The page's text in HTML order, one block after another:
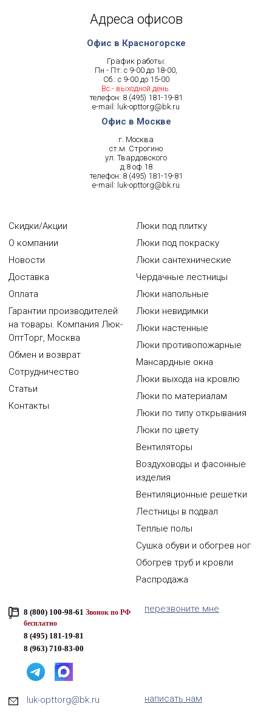
Адреса офисов
Офис в Красногорске
График работы:
Пн - Пт: с 9-00 до 18-00,
Сб.: с 9-00 до 15-00
Вс.- выходной день.
телефон: 8 (495) 181-19-81
e-mail: luk-opttorg@bk.ru
Офис в Москве
г. Москва
ст.м. Строгино
ул. Твардовского
д.8 оф.18
телефон: 8 (495) 181-19-81
e-mail: luk-opttorg@bk.ru
Скидки/Акции
О компании
Новости
Доставка
Оплата
Гарантии производителей
на товары. Компания Люк-
ОптТорг, Москва
Обмен и возврат
Сотрудничество
Статьи
Контакты
Люки под плитку
Люки под покраску
Люки сантехнические
Чердачные лестницы
Люки напольные
Люки невидимки
Люки настенные
Люки противопожарные
Мансардные окна
Люки выхода на кровлю
Люки по материалам
Люки по типу открывания
Люки по цвету
Вентиляторы
Воздуховоды и фасонные
изделия
Вентиляционные решетки
Лестницы в подвал
Теплые полы
Сушка обуви и обогрев ног
Обогрев труб и кровли
Распродажа
8 (800) 100-98-61 Звонок по РФ
бесплатно
8 (495) 181-19-81
8 (963) 710-83-00
перезвоните мне
luk-opttorg@bk.ru написать нам